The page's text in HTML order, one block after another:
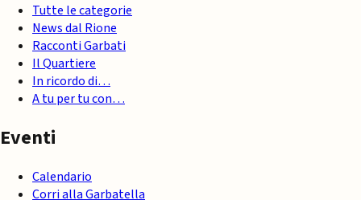
Tutte le categorie
News dal Rione
Racconti Garbati
Il Quartiere
In ricordo di…
A tu per tu con…
Eventi
Calendario
Corri alla Garbatella